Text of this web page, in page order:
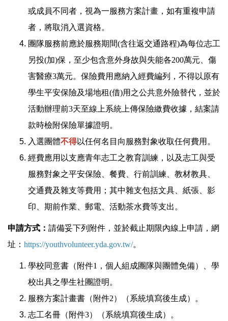
或成員不同者，視為一服務方案計畫，如有重複申請
者，將取消入選資格。
團隊服務前應於服務期間(含往返交通路程)為每位志工
另投(加)保，至少包含意外身故與失能各200萬元、傷
害醫療3萬元。保險費用應納入經費編列，不得以原有
學生平安保險及場地租(借)用之公共意外險替代，並於
活動辦理前3天至線上系統上傳保險繳費收據，結案請
款時檢附保險單據證明。
入選團體不得以任何名目向服務對象收取任何費用。
經費應用以支應青年志工之教育訓練，以及志工與受
服務對象之平安保險、餐費、行前訓練、教材教具、
交通費及雜支等費用；其中雜支包括文具、紙張、影
印、期前作業、郵電、活動茶水費等支出。
申請方式： 請備妥下列附件，並於截止期限內線上申請，網
址： https://youthvolunteer.yda.gov.tw/。
學校同意書（附件1，個人組成團隊與團體免備）、學
校出具之學生社團證明。
服務方案計畫書（附件2）（系統填寫後生成）。
志工名冊（附件3）（系統填寫後生成）。